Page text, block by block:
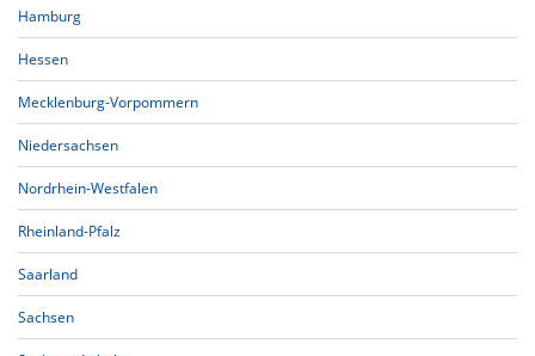
Hamburg
Hessen
Mecklenburg-Vorpommern
Niedersachsen
Nordrhein-Westfalen
Rheinland-Pfalz
Saarland
Sachsen